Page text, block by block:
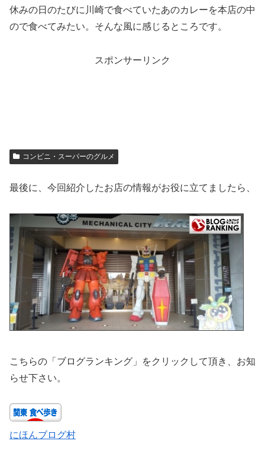
休みの日のたびに川崎で食べていたあのカレーを本店の中
ので食べてみたい。そんな風に感じるところです。
スポンサーリンク
コンビニ・スーパーのグルメ
最後に、今回紹介したお店の情報がお役に立てましたら、
こちらの「ブログランキング」をクリックして頂き、お知
らせ下さい。
にほんブログ村